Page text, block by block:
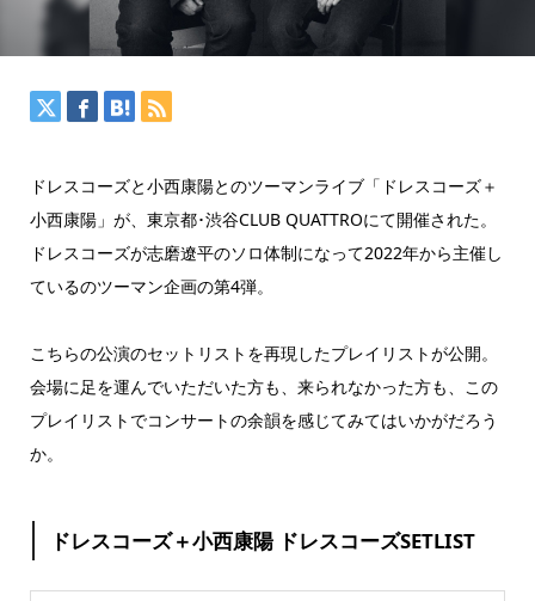
ドレスコーズと小西康陽とのツーマンライブ「ドレスコーズ＋
小西康陽」が、東京都･渋谷CLUB QUATTROにて開催された。
ドレスコーズが志磨遼平のソロ体制になって2022年から主催し
ているのツーマン企画の第4弾。
こちらの公演のセットリストを再現したプレイリストが公開。
会場に足を運んでいただいた方も、来られなかった方も、この
プレイリストでコンサートの余韻を感じてみてはいかがだろう
か。
ドレスコーズ＋小西康陽 ドレスコーズSETLIST